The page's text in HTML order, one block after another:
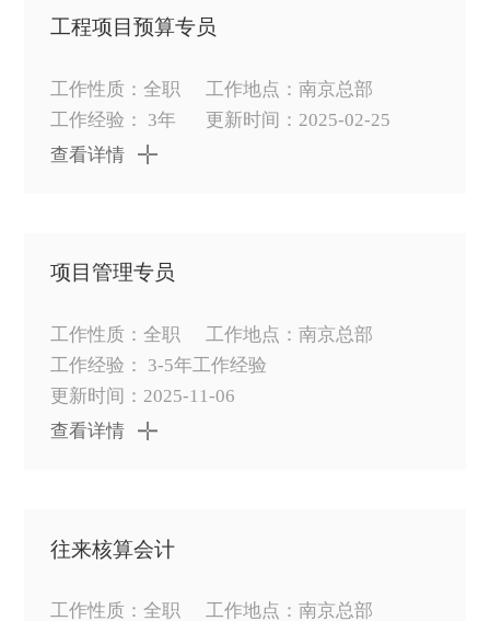
工程项目预算专员
工作性质：全职
工作地点：南京总部
工作经验： 3年
更新时间：2025-02-25
查看详情
项目管理专员
工作性质：全职
工作地点：南京总部
工作经验： 3-5年工作经验
更新时间：2025-11-06
查看详情
往来核算会计
工作性质：全职
工作地点：南京总部